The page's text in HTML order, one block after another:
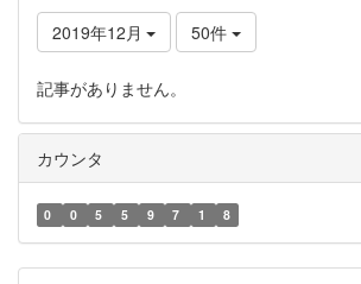
2019年12月 50件
記事がありません。
カウンタ
0 0 5 5 9 7 1 8